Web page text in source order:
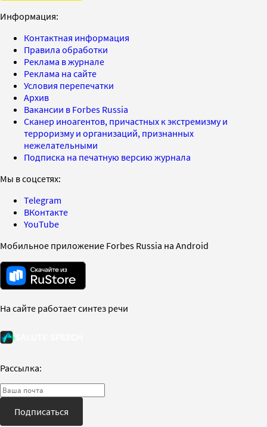
Информация:
Контактная информация
Правила обработки
Реклама в журнале
Реклама на сайте
Условия перепечатки
Архив
Вакансии в Forbes Russia
Сканер иноагентов, причастных к экстремизму и
терроризму и организаций, признанных
нежелательными
Подписка на печатную версию журнала
Мы в соцсетях:
Telegram
ВКонтакте
YouTube
Мобильное приложение Forbes Russia на Android
На сайте работает синтез речи
Рассылка:
Подписаться